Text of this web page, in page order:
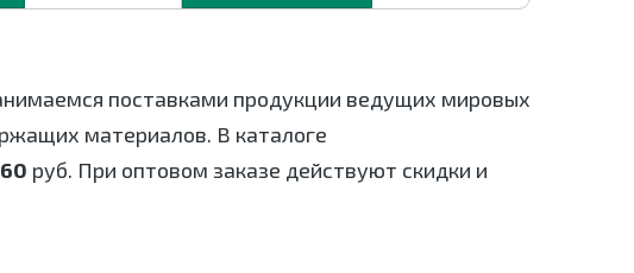
поставками продукции ведущих мировых
материалов. В каталоге
руб. При оптовом заказе действуют скидки и